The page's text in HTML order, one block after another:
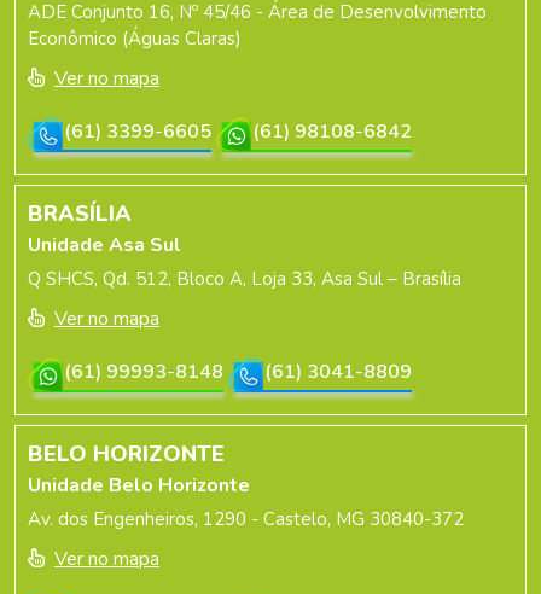
ADE Conjunto 16, Nº 45/46 - Área de Desenvolvimento
Econômico (Águas Claras)
Ver no mapa
(61) 3399-6605
(61) 98108-6842
BRASÍLIA
Unidade Asa Sul
Q SHCS, Qd. 512, Bloco A, Loja 33, Asa Sul – Brasília
Ver no mapa
(61) 99993-8148
(61) 3041-8809
BELO HORIZONTE
Unidade Belo Horizonte
Av. dos Engenheiros, 1290 - Castelo, MG 30840-372
Ver no mapa